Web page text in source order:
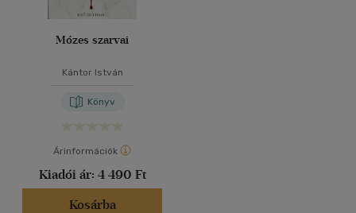
Mózes szarvai
Kántor István
Könyv
Árinformációk
Kiadói ár: 4 490 Ft
Kosárba